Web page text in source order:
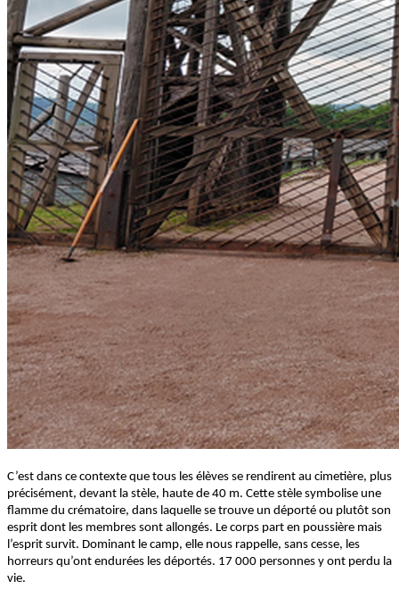
C’est dans ce contexte que tous les élèves se rendirent au cimetière, plus
précisément, devant la stèle, haute de 40 m. Cette stèle symbolise une
flamme du crématoire, dans laquelle se trouve un déporté ou plutôt son
esprit dont les membres sont allongés. Le corps part en poussière mais
l’esprit survit. Dominant le camp, elle nous rappelle, sans cesse, les
horreurs qu’ont endurées les déportés. 17 000 personnes y ont perdu la
vie.